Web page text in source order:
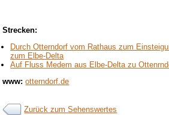
Strecken:
Durch Otterndorf vom Rathaus zum
zum Elbe-Delta
Auf Fluss Medem aus Elbe-Delta zu
www: otterndorf.de
Zurück zum Sehenswertes